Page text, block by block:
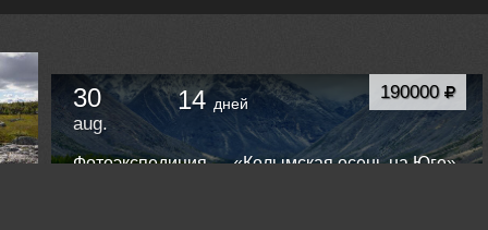
190000
30
aug.
14 дней
Фотоэкспедиция — «Колымская осень на Юге».